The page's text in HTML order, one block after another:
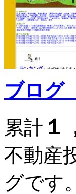
ブログ
累計 １
不動産
グです。